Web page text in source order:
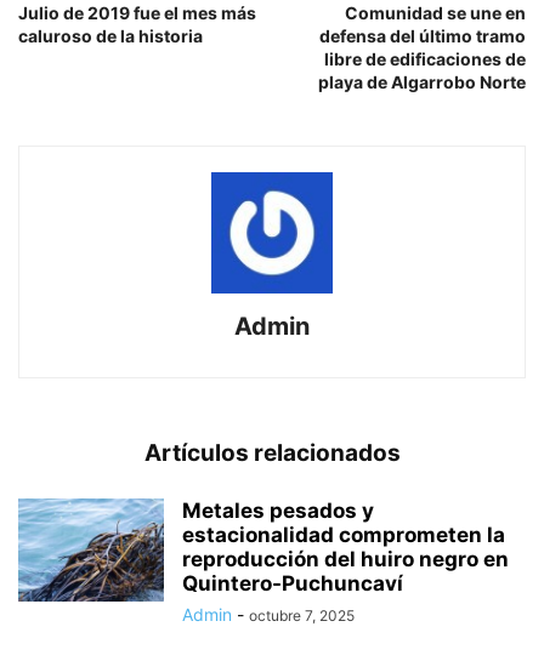
Julio de 2019 fue el mes más
caluroso de la historia
Comunidad se une en
defensa del último tramo
libre de edificaciones de
playa de Algarrobo Norte
Admin
Artículos relacionados
Metales pesados y
estacionalidad comprometen la
reproducción del huiro negro en
Quintero-Puchuncaví
Admin - octubre 7, 2025